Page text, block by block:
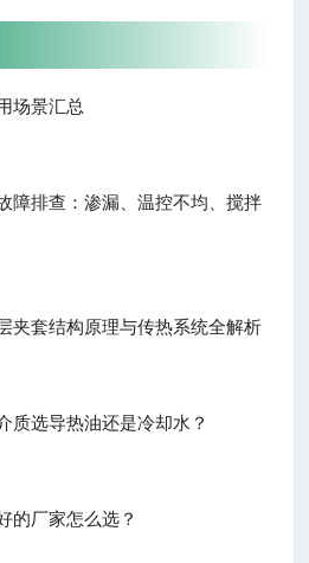
场景汇总
障排查：渗漏、温控不均、搅拌
夹套结构原理与传热系统全解析
质选导热油还是冷却水？
的厂家怎么选？